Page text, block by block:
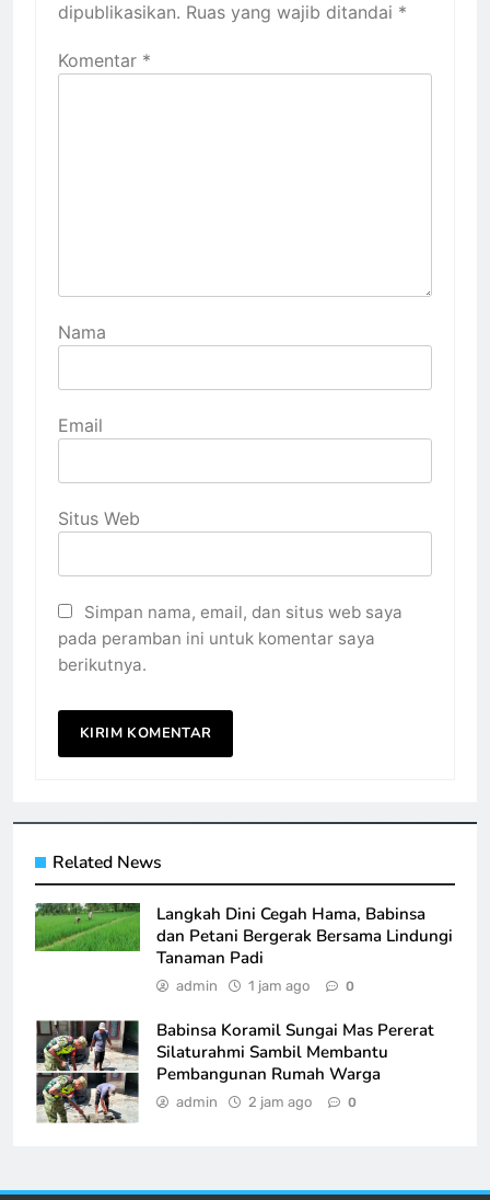
dipublikasikan. Ruas yang wajib ditandai *
Komentar *
Nama
Email
Situs Web
Simpan nama, email, dan situs web saya
pada peramban ini untuk komentar saya
berikutnya.
Related News
Langkah Dini Cegah Hama, Babinsa
dan Petani Bergerak Bersama Lindungi
Tanaman Padi
admin 1 jam ago 0
Babinsa Koramil Sungai Mas Pererat
Silaturahmi Sambil Membantu
Pembangunan Rumah Warga
admin 2 jam ago 0